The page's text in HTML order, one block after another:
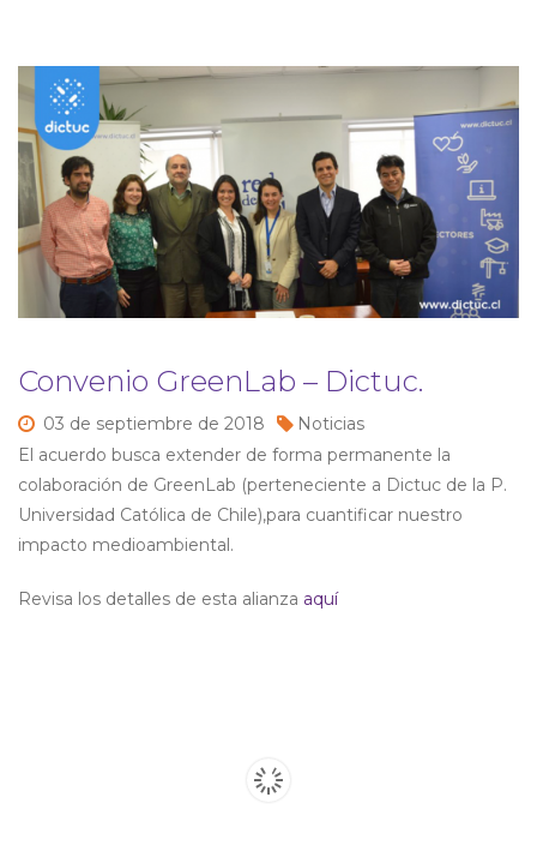
Convenio GreenLab – Dictuc.
03 de septiembre de 2018
Noticias
El acuerdo busca extender de forma permanente la
colaboración de GreenLab (perteneciente a Dictuc de la P.
Universidad Católica de Chile),para cuantificar nuestro
impacto medioambiental.
Revisa los detalles de esta alianza aquí